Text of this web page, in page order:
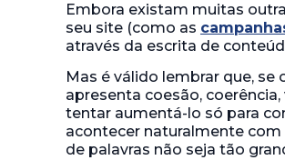
Embora existam muitas
seu site (como as
através da escrita de
Mas é válido lembrar que,
apresenta coesão,
tentar aumentá-lo só para
acontecer naturalmente
de palavras não seja tão